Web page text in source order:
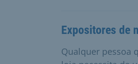
Expositores de
Qualquer pessoa